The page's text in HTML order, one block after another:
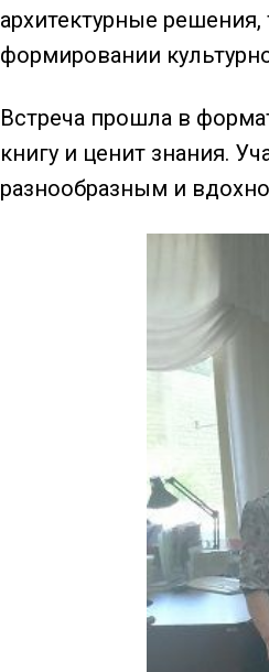
архитектурные
формировании
Встреча прошла в
книгу и ценит знания.
разнообразным и